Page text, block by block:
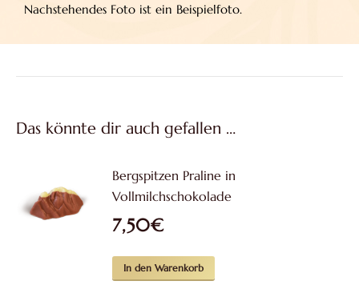
Nachstehendes Foto ist ein Beispielfoto.
Das könnte dir auch gefallen …
Bergspitzen Praline in
Vollmilchschokolade
7,50€
In den Warenkorb